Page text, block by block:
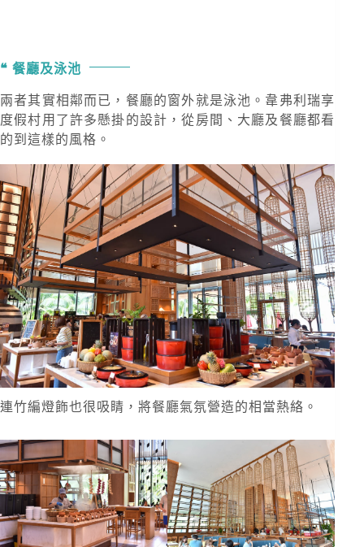
餐廳及泳池
兩者其實相鄰而已，餐廳的窗外就是泳池。韋弗利瑞享
度假村用了許多懸掛的設計，從房間、大廳及餐廳都看
的到這樣的風格。
連竹編燈飾也很吸睛，將餐廳氣氛營造的相當熱絡。